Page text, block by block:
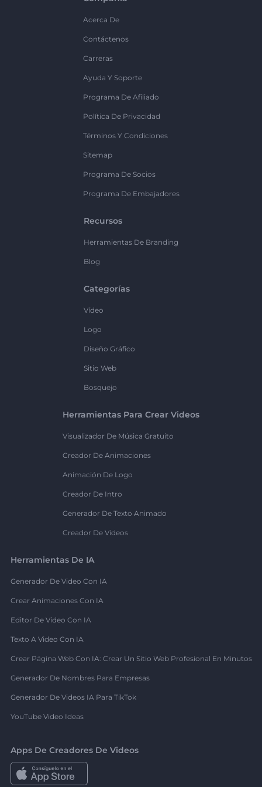
Acerca De
Contáctenos
Carreras
Ayuda Y Soporte
Programa De Afiliado
Política De Privacidad
Términos Y Condiciones
Sitemap
Programa De Socios
Programa De Embajadores
Recursos
Herramientas De Branding
Blog
Categorías
Vídeo
Logo
Diseño Gráfico
Sitio Web
Bosquejo
Herramientas Para Crear Videos
Visualizador De Música Gratuito
Creador De Animaciones
Animación De Logo
Creador De Intro
Generador De Texto Animado
Creador De Videos
Herramientas De IA
Generador De Video Con IA
Crear Animaciones Con IA
Editor De Video Con IA
Texto A Video Con IA
Crear Página Web Con IA: Crear Un Sitio Web Profesional En Minutos
Generador De Nombres Para Empresas
Generador De Videos IA Para TikTok
YouTube Video Ideas
Apps De Creadores De Videos